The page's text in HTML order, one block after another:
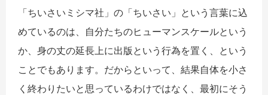
「ちいさいミシマ社」の「ちいさい」という言葉に込
めているのは、自分たちのヒューマンスケールという
か、身の丈の延長上に出版という行為を置く、という
ことでもあります。だからといって、結果自体を小さ
く終わりたいと思っているわけではなく、最初にそう